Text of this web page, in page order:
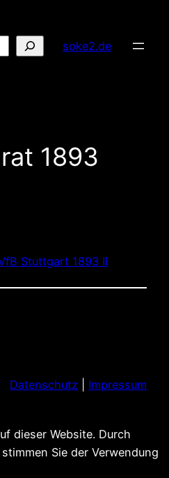
soke2.de
1893
Stuttgart 1893 II
Datenschutz Impressum
dieser Website. Durch
Sie der Verwendung